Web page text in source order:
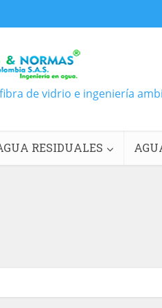
de vidrio e ingeniería
RESIDUALES